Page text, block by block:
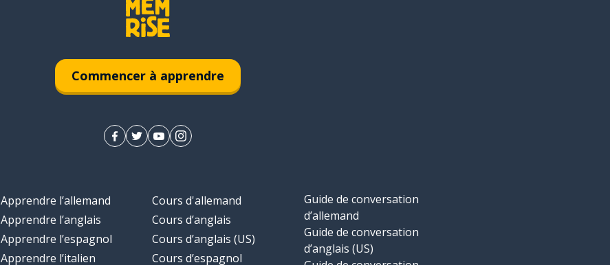
Commencer à apprendre
Apprendre l’allemand
Apprendre l’anglais
Apprendre l’espagnol
Apprendre l’italien
Cours d'allemand
Cours d’anglais
Cours d’anglais (US)
Cours d’espagnol
Guide de conversation
d’allemand
Guide de conversation
d’anglais (US)